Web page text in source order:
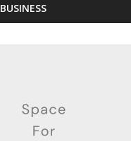
BUSINESS